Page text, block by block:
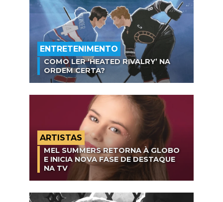
ENTRETENIMENTO
COMO LER ‘HEATED RIVALRY’ NA
ORDEM CERTA?
ARTISTAS
MEL SUMMERS RETORNA À GLOBO
E INICIA NOVA FASE DE DESTAQUE
NA TV